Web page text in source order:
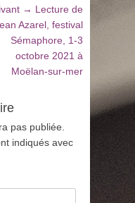
→ Article
suivant
:
Lecture de
Azarel, festival
Sémaphore, 1-3
octobre 2021 à
Moëlan-sur-mer
pas publiée.
indiqués avec